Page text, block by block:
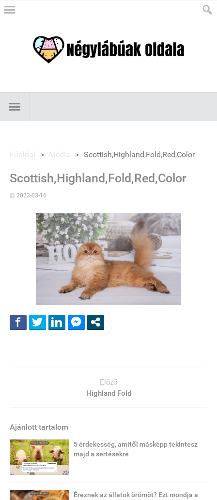
Főoldal > Média > Scottish,Highland,Fold,Red,Color
Scottish,Highland,Fold,Red,Color
2023-03-16
Előző
Highland Fold
Ajánlott tartalom
5 érdekesség, amitől másképp tekintesz
majd a sertésekre
Éreznek az állatok örömöt? Ezt mondja a